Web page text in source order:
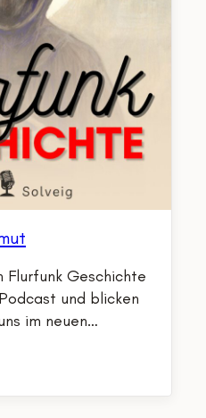
Flurfunk Geschichte
und blicken
im neuen…